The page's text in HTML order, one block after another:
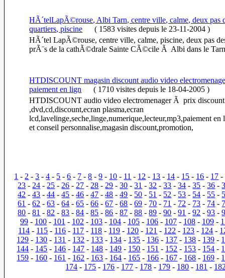
HÃ´telLapÃ©rouse, Albi Tarn, centre ville, calme, deux pas
quartiers, piscine ( 1583 visitesdepuis le 23-11-2004 )
HÃ´tel LapÃ©rouse, centre ville, calme, piscine, deux pas
prÃ¨s de la cathÃ©drale Sainte CÃ©cile Ã Albi dans le
HTDISCOUNT magasin discount audio video
paiement en lign ( 1710 visitesdepuis le 18-04-2005 )
HTDISCOUNT audio video electromenager Ã prix discount
,dvd,cd,discount,ecran plasma,ecran
lcd,lavelinge,seche,linge,numerique,lecteur,mp3,paiement en
et conseil personnalise,magasin discount,promotion,
1 -2 -3 -4 - 5 -6 - 7 -8 -9 - 10 - 11 - 12 - 13 - 14 - 15 - 16 - 17 -
23 -24 -25 -26 -27 -28 -29 -30 -31 -32 -33 -34 -35 -36 -
42 -43 -44 -45 -46 -47 -48 -49 - 50 - 51 - 52 - 53 - 54 - 55 -
61 -62 -63 -64 -65 -66 -67 -68 -69 - 70 - 71 - 72 - 73 - 74 -
80 -81 -82 -83 -84 -85 -86 -87 -88 -89 -90 -91 -92 -93 -
99 - 100 - 101 - 102 - 103 - 104 - 105 - 106 - 107 - 108 - 109 -
114 - 115 - 116 - 117 - 118 - 119 - 120 - 121 - 122 - 123 - 124 -
129 - 130 - 131 - 132 - 133 - 134 - 135 - 136 - 137 - 138 - 139 -
144 - 145 - 146 - 147 - 148 - 149 - 150 - 151 - 152 - 153 - 154 -
159 - 160 - 161 - 162 - 163 - 164 - 165 - 166 - 167 - 168 - 169 -
174 - 175 - 176 - 177 - 178 - 179 - 180 - 181 -